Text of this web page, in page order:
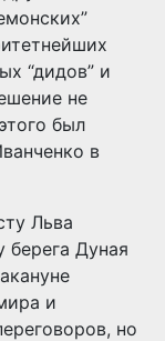
“дидов” и
не
был
в
Льва
берега Дуная
и
но